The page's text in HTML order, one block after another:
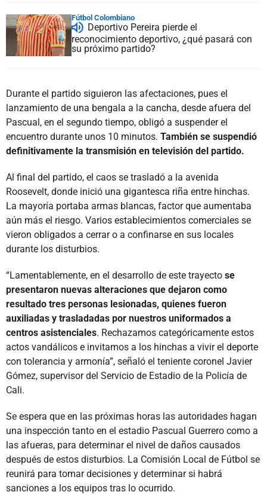
Fútbol Colombiano
Deportivo Pereira pierde el
reconocimiento deportivo, ¿qué pasará con
su próximo partido?
Durante el partido siguieron las afectaciones, pues el
lanzamiento de una bengala a la cancha, desde afuera del
Pascual, en el segundo tiempo, obligó a suspender el
encuentro durante unos 10 minutos. También se suspendió
definitivamente la transmisión en televisión del partido.
Al final del partido, el caos se trasladó a la avenida
Roosevelt, donde inició una gigantesca riña entre hinchas.
La mayoría portaba armas blancas, factor que aumentaba
aún más el riesgo. Varios establecimientos comerciales se
vieron obligados a cerrar o a confinarse en sus locales
durante los disturbios.
“Lamentablemente, en el desarrollo de este trayecto se
presentaron nuevas alteraciones que dejaron como
resultado tres personas lesionadas, quienes fueron
auxiliadas y trasladadas por nuestros uniformados a
centros asistenciales. Rechazamos categóricamente estos
actos vandálicos e invitamos a los hinchas a vivir el deporte
con tolerancia y armonía”, señaló el teniente coronel Javier
Gómez, supervisor del Servicio de Estadio de la Policía de
Cali.
Se espera que en las próximas horas las autoridades hagan
una inspección tanto en el estadio Pascual Guerrero como a
las afueras, para determinar el nivel de daños causados
después de estos disturbios. La Comisión Local de Fútbol se
reunirá para tomar decisiones y determinar si habrá
sanciones a los equipos tras lo ocurrido.